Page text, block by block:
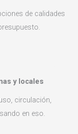
de calidades
y locales
circulación,
en eso.